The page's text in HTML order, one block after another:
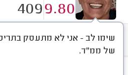
9.80
409
שימו לב - אני לא מתעסק
של ממ"ד.
חוות דעת